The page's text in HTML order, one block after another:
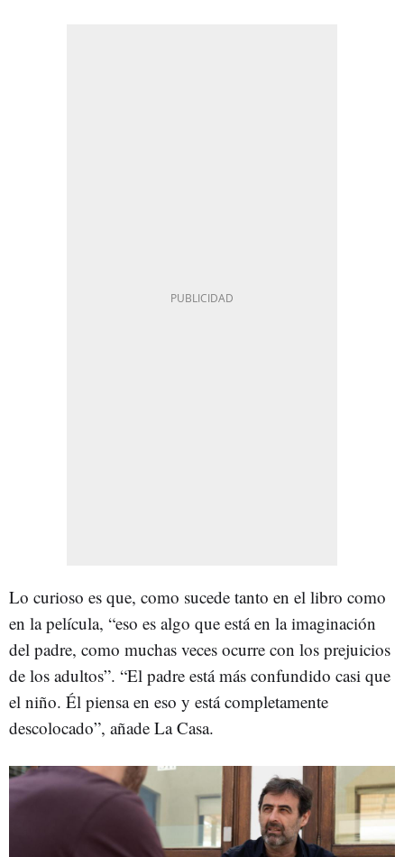
Lo curioso es que, como sucede tanto en el libro como
en la película, “eso es algo que está en la imaginación
del padre, como muchas veces ocurre con los prejuicios
de los adultos”. “El padre está más confundido casi que
el niño. Él piensa en eso y está completamente
descolocado”, añade La Casa.